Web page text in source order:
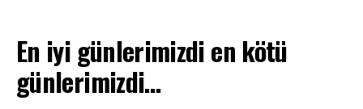
En iyi günlerimizdi en kötü
günlerimizdi…